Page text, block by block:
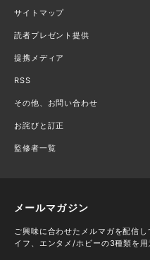
サイトマップ
読者プレゼント提供
提携メディア
RSS
その他、お問い合わせ
お詫びと訂正
監修者一覧
メールマガジン
ご興味に合わせたメルマガを配信
イフ、エンタメ/ホビーの3種類を用